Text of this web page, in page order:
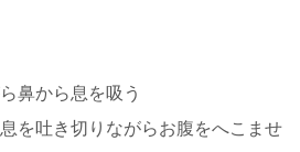
鼻から息を吸う
を吐き切りながらお腹をへこませ